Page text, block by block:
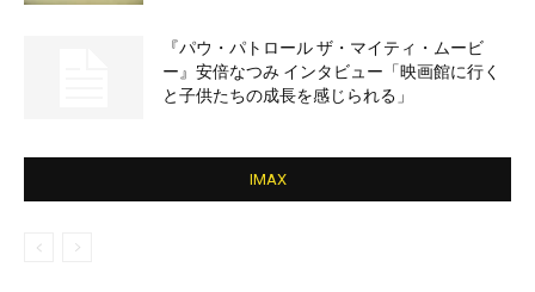
『パウ・パトロール ザ・マイティ・ムービ
ー』安倍なつみ インタビュー「映画館に行く
と子供たちの成長を感じられる」
IMAX